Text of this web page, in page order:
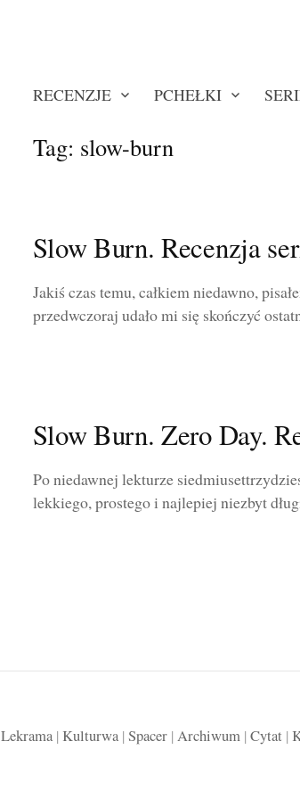
RECENZJE PCHEŁKI
Tag: slow-burn
Slow Burn. Recenzja
Jakiś czas temu, całkiem niedawno,
przedwczoraj udało mi się skończyć
Slow Burn. Zero Day.
Po niedawnej lekturze
lekkiego, prostego i najlepiej niezbyt
Lekrama| Kulturwa| Spacer| Archiwum| Cytat|